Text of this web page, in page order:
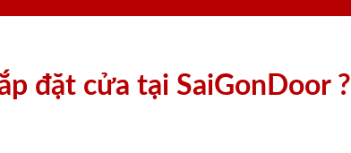
đặt cửa tại SaiGonDoor ?